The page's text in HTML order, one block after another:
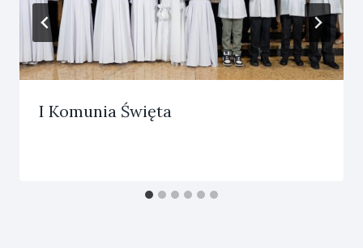
I Komunia Święta